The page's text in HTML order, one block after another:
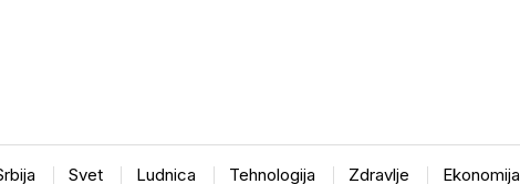
Svet Ludnica Tehnologija Zdravlje Ekonomija